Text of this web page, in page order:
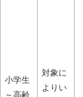
小学生
～高齢
対象に
よりい